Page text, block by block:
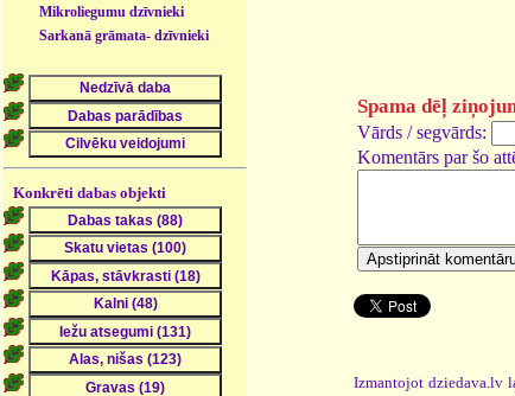
Mikroliegumu dzīvnieki
Sarkanā grāmata- dzīvnieki
Konkrēti dabas objekti
Spama dēļ
Vārds / segvārds:
Komentārs par šo
Izmantojot dziedava.lv